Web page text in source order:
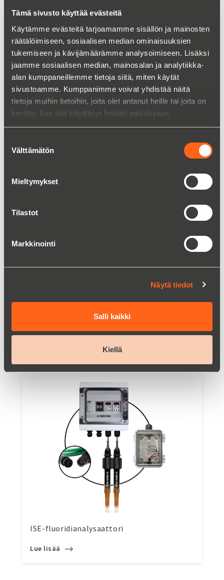
Tämä sivusto käyttää evästeitä
Käytämme evästeitä tarjoamamme sisällön ja mainosten
räätälöimiseen, sosiaalisen median ominaisuuksien
tukemiseen ja kävijämäärämme analysoimiseen. Lisäksi
jaamme sosiaalisen median, mainosalan ja analytiikka-
alan kumppaneillemme tietoja siitä, miten käytät
sivustoamme. Kumppanimme voivat yhdistää näitä
tietoja muihin tietoihin, joita olet antanut heille tai joita on
kerätty, kun olet käyttänyt heidän palvelujaan.
valinta
Välttämätön
Mieltymykset
Tilastot
Markkinointi
Näytä tiedot
Salli kaikki
Kiellä
Ammoniumanalysaattori Alyza IQ NH4-N
ISE-fluoridianalysaattori
Lue lisää